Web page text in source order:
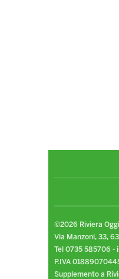
©2026 Riviera
Via Manzoni, 33,
Tel 0735 585706 -
P.IVA
Supplemento a